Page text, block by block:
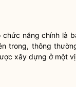
năng chính là
trong, thông
xây dựng ở một